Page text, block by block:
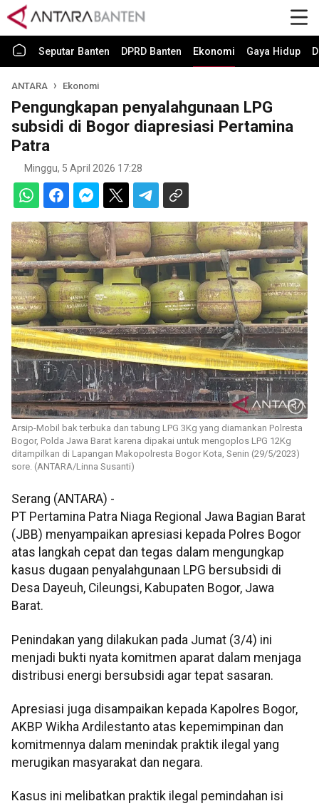
Seputar Banten DPRD Banten Ekonomi Gaya Hidup
ANTARA Ekonomi
Pengungkapan penyalahgunaan LPG
subsidi di Bogor diapresiasi Pertamina
Patra
Minggu, 5 April 2026 17:28
Arsip-Mobil bak terbuka dan tabung LPG 3Kg yang diamankan Polresta
Bogor, Polda Jawa Barat karena dipakai untuk mengoplos LPG 12Kg
ditampilkan di Lapangan Makopolresta Bogor Kota, Senin (29/5/2023)
sore. (ANTARA/Linna Susanti)
Serang (ANTARA) -
PT Pertamina Patra Niaga Regional Jawa Bagian Barat
(JBB) menyampaikan apresiasi kepada Polres Bogor
atas langkah cepat dan tegas dalam mengungkap
kasus dugaan penyalahgunaan LPG bersubsidi di
Desa Dayeuh, Cileungsi, Kabupaten Bogor, Jawa
Barat.
Penindakan yang dilakukan pada Jumat (3/4) ini
menjadi bukti nyata komitmen aparat dalam menjaga
distribusi energi bersubsidi agar tepat sasaran.
Apresiasi juga disampaikan kepada Kapolres Bogor,
AKBP Wikha Ardilestanto atas kepemimpinan dan
komitmennya dalam menindak praktik ilegal yang
merugikan masyarakat dan negara.
Kasus ini melibatkan praktik ilegal pemindahan isi